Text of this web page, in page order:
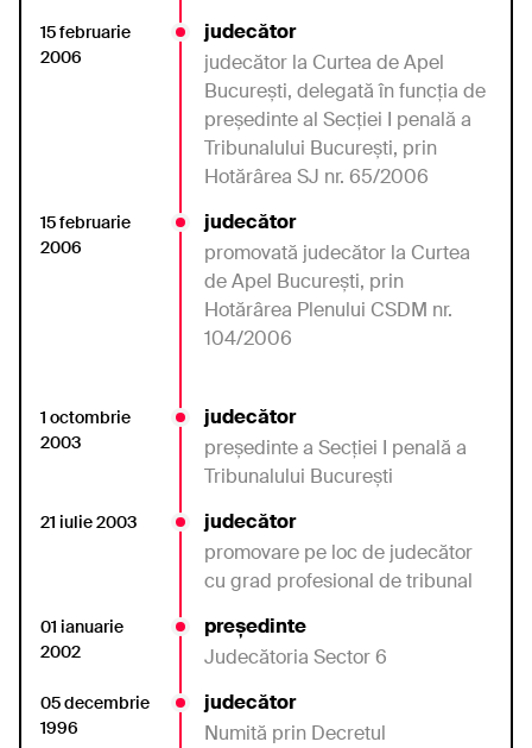
15 februarie
2006
judecător
judecător la Curtea de Apel
București, delegată în funcția de
președinte al Secției I penală a
Tribunalului București, prin
Hotărârea SJ nr. 65/2006
15 februarie
2006
judecător
promovată judecător la Curtea
de Apel Bucureşti, prin
Hotărârea Plenului CSDM nr.
104/2006
1 octombrie
2003
judecător
președinte a Secției I penală a
Tribunalului București
21 iulie 2003
judecător
promovare pe loc de judecător
cu grad profesional de tribunal
01 ianuarie
2002
președinte
Judecătoria Sector 6
05 decembrie
1996
judecător
Numită prin Decretul